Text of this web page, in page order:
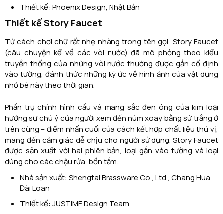
Thiết kế: Phoenix Design, Nhật Bản
Thiết kế Story Faucet
Từ cách chơi chữ rất nhẹ nhàng trong tên gọi, Story Faucet
(câu chuyện kể về các vòi nước) đã mô phỏng theo kiểu
truyền thống của những vòi nước thường được gắn cố định
vào tường, đánh thức những ký ức về hình ảnh của vật dụng
nhỏ bé này theo thời gian.
Phần trụ chính hình cầu và mang sắc đen óng của kim loại
hướng sự chú ý của người xem đến núm xoay bằng sứ trắng ở
trên cùng – điểm nhấn cuối của cách kết hợp chất liệu thú vị,
mang đến cảm giác dễ chịu cho người sử dụng. Story Faucet
được sản xuất với hai phiên bản, loại gắn vào tường và loại
dùng cho các chậu rửa, bồn tắm.
Nhà sản xuất: Shengtai Brassware Co., Ltd., Chang Hua,
Đài Loan
Thiết kế: JUSTIME Design Team